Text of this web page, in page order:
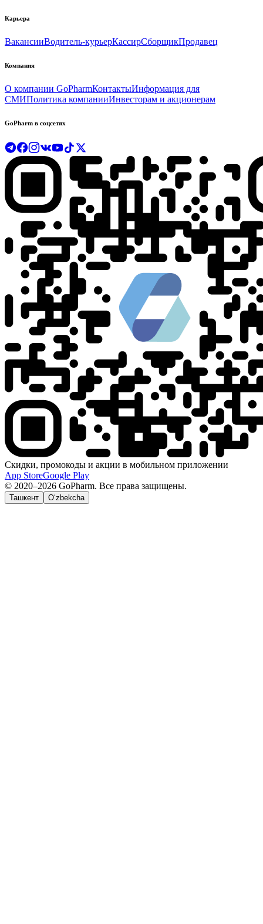
Карьера
ВакансииВодитель-курьерКассирСборщикПродавец
Компания
О компании GoPharmКонтактыИнформация для
СМИПолитика компанииИнвесторам и акционерам
GoPharm в соцсетях
Скидки, промокоды и акции в мобильном приложении
App StoreGoogle Play
© 2020–2026 GoPharm. Все права защищены.
Ташкент O‘zbekcha